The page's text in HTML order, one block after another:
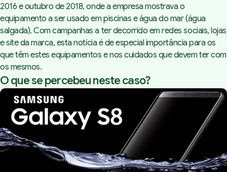
2016 e outubro de 2018, onde a empresa mostrava o
equipamento a ser usado em piscinas e água do mar (água
salgada). Com campanhas a ter decorrido em redes sociais, lojas
e site da marca, esta notícia é de especial importância para os
que têm estes equipamentos e nos cuidados que devem ter com
os mesmos.
O que se percebeu neste caso?